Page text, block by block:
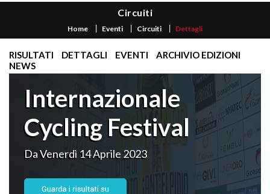
Circuiti
Home Eventi Circuiti Dettagli
RISULTATI DETTAGLI EVENTI
ARCHIVIO EDIZIONI
NEWS
Internazionale
Cycling Festival
Da Venerdì 14 Aprile 2023